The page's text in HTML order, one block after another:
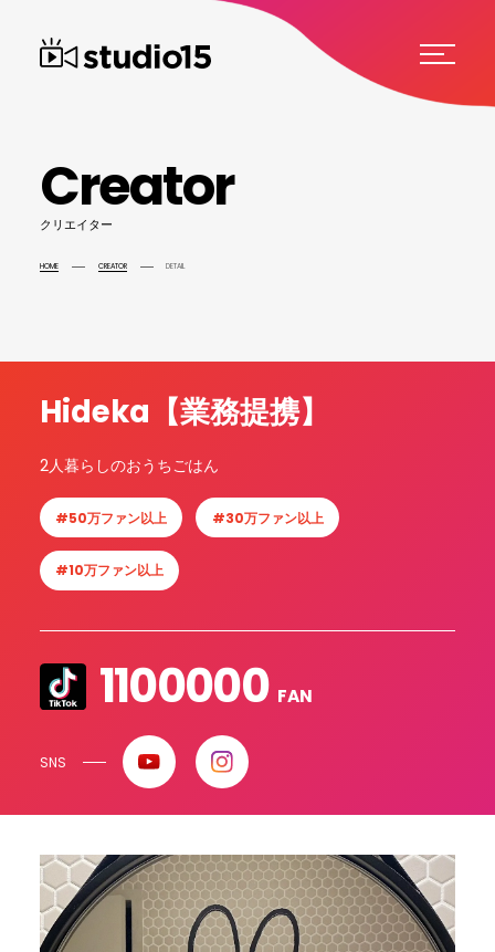
Creator
ク リ エイ タ ー
HOME CREATOR DETAIL
Hideka【業務提携】
2人暮らしのおうちごはん
#50万ファン以上 #30万ファン以上
#10万ファン以上
1100000 FAN
SNS